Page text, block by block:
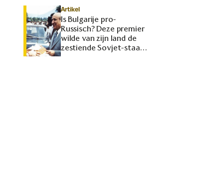
Artikel
Is Bulgarije pro-
Russisch? Deze premier
wilde van zijn land de
zestiende Sovjet-staat
maken